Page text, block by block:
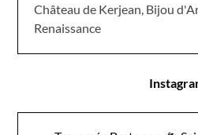
Château de Kerjean, Bijou
Renaissance